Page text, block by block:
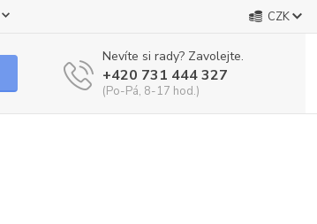
CZK
Nevíte si rady? Zavolejte.
+420 731 444 327
(Po-Pá, 8-17 hod.)